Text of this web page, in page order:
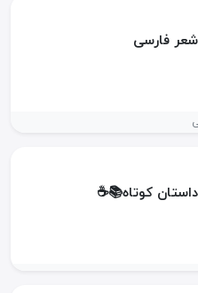
شعر فارسی
داستان کوتاه📚☕